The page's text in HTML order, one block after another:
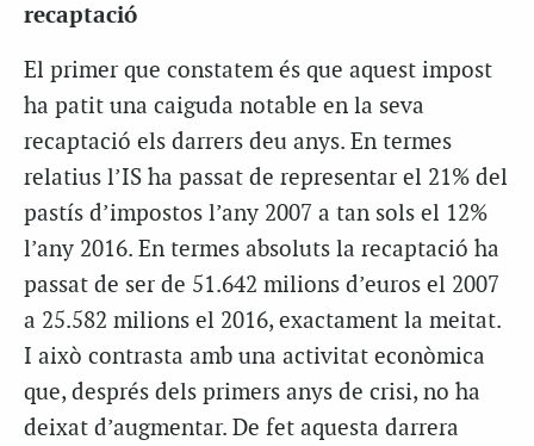
recaptació
El primer que constatem és que aquest impost
ha patit una caiguda notable en la seva
recaptació els darrers deu anys. En termes
relatius l’IS ha passat de representar el 21% del
pastís d’impostos l’any 2007 a tan sols el 12%
l’any 2016. En termes absoluts la recaptació ha
passat de ser de 51.642 milions d’euros el 2007
a 25.582 milions el 2016, exactament la meitat.
I això contrasta amb una activitat econòmica
que, després dels primers anys de crisi, no ha
deixat d’augmentar. De fet aquesta darrera